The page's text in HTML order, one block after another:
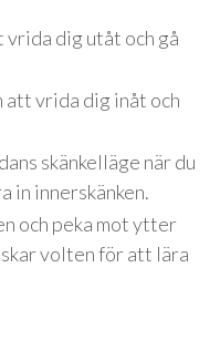
dig utåt och gå
att vrida dig inåt och
skänkelläge när du
in innerskänken.
och peka mot ytter
volten för att lära